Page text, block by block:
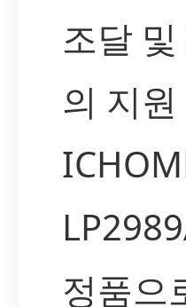
조달
의 지원
정품으